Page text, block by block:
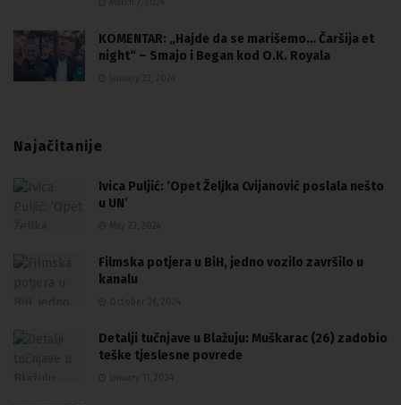
KOMENTAR: „Hajde da se marišemo… Čaršija et
night“ – Smajo i Began kod O.K. Royala
Najačitanije
Ivica Puljić: ‘Opet Željka Cvijanović poslala nešto
u UN’
Filmska potjera u BiH, jedno vozilo završilo u
kanalu
Detalji tučnjave u Blažuju: Muškarac (26) zadobio
teške tjeslesne povrede